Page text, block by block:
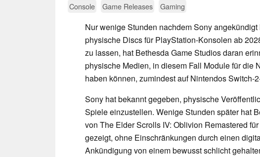
Console Game Releases Gaming
Nur wenige Stunden nachdem Sony angekündigt
physische Discs für PlayStation-Konsolen ab
zu lassen, hat Bethesda Game Studios daran
physische Medien, in diesem Fall Module für die
haben können, zumindest auf Nintendos Switch-
Sony hat bekannt gegeben, physische
Spiele einzustellen. Wenige Stunden später hat
von The Elder Scrolls IV: Oblivion Remastered
gezeigt, ohne Einschränkungen durch einen
Ankündigung von einem bewusst schlicht